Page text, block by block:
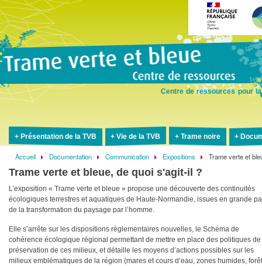
Centre de ressources pour
Présentation de la TVB Vie de la TVB Trame noire
Fil
d'Ariane
Accueil Documentation Communication Expositions Trame verte et
Trame verte et bleue, de quoi s'agit-il ?
L’exposition « Trame verte et bleue » propose une découverte des continuités
écologiques terrestres et aquatiques de Haute-Normandie, issues en grande
de la transformation du paysage par l’homme.
Elle s’arrête sur les dispositions règlementaires nouvelles, le Schéma de
cohérence écologique régional permettant de mettre en place des politiques de
préservation de ces milieux, et détaille les moyens d’actions possibles sur les
milieux emblématiques de la région (mares et cours d’eau, zones humides,